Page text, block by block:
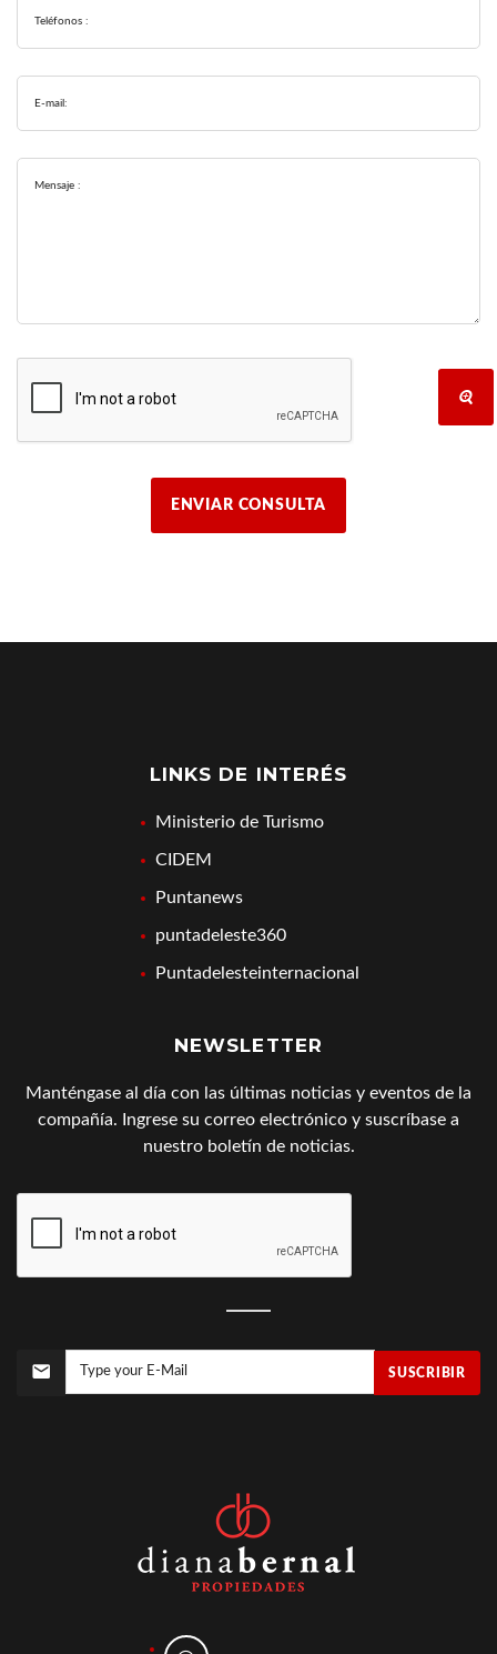
Teléfonos :
E-mail:
Mensaje :
ENVIAR CONSULTA
LINKS DE INTERÉS
Ministerio de Turismo
CIDEM
Puntanews
puntadeleste360
Puntadelesteinternacional
NEWSLETTER
Manténgase al día con las últimas noticias y eventos de la
compañía. Ingrese su correo electrónico y suscríbase a
nuestro boletín de noticias.
SUSCRIBIR